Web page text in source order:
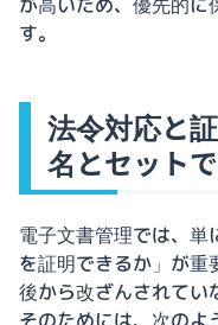
す。
法令対応と
名とセット
電子文書管理では、単
を証明できるか」が重
後から改ざんされてい
そのためには、次の